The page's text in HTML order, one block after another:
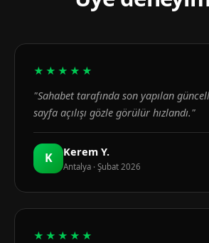
★★★★★
"Sahabet tarafında son yapılan
sayfa açılışı gözle görülür hızlandı."
K Kerem Y.
Antalya · Şubat 2026
★★★★★